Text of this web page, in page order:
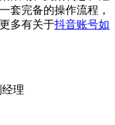
套完备的操作流程，
多有关于抖音账号如
理